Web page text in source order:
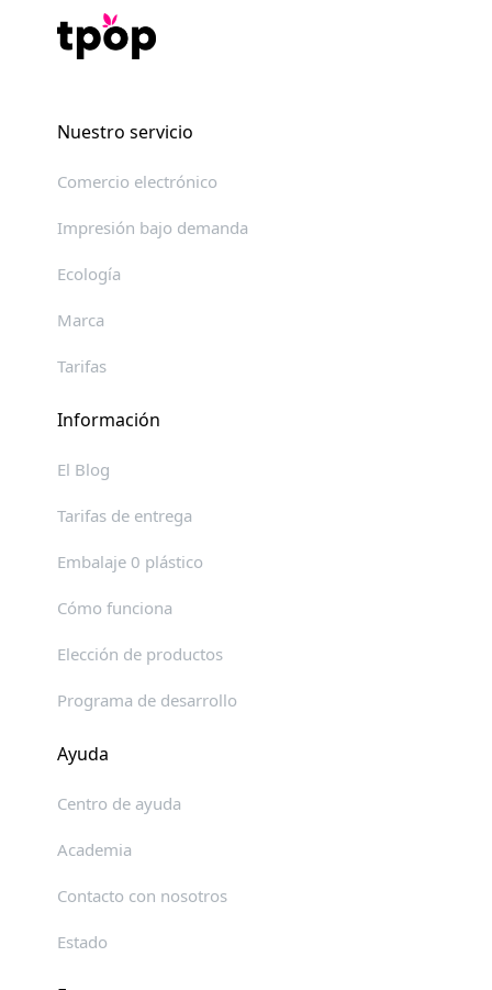
Nuestro servicio
Comercio electrónico
Impresión bajo demanda
Ecología
Marca
Tarifas
Información
El Blog
Tarifas de entrega
Embalaje 0 plástico
Cómo funciona
Elección de productos
Programa de desarrollo
Ayuda
Centro de ayuda
Academia
Contacto con nosotros
Estado